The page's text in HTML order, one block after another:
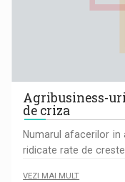
Agribusiness-
de criza
Numarul afacerilor in
ridicate rate de
VEZI MAI MULT